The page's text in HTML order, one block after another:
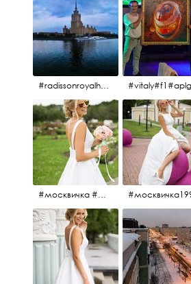
#radissonroyalhotel #рэдиссонройал#рэдиссонройалмосква #рекамосква#москва#гостиницаукраина#украина#hotel#отель#moscow @radissonroyalmoscow
#москвичка #москвичка1990#вднх2016 #июль2016 #1990